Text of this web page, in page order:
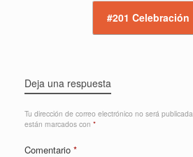
#201 Celebración
Deja una respuesta
Tu dirección de correo electrónico no será publicada.
están marcados con *
Comentario *